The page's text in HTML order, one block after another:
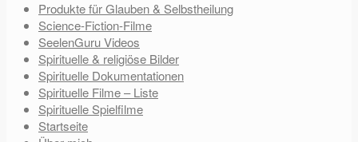
Produkte für Glauben & Selbstheilung
Science-Fiction-Filme
SeelenGuru Videos
Spirituelle & religiöse Bilder
Spirituelle Dokumentationen
Spirituelle Filme – Liste
Spirituelle Spielfilme
Startseite